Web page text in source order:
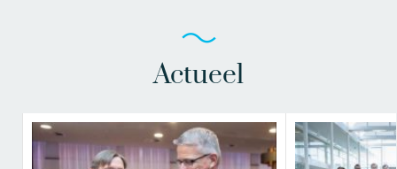
Actueel